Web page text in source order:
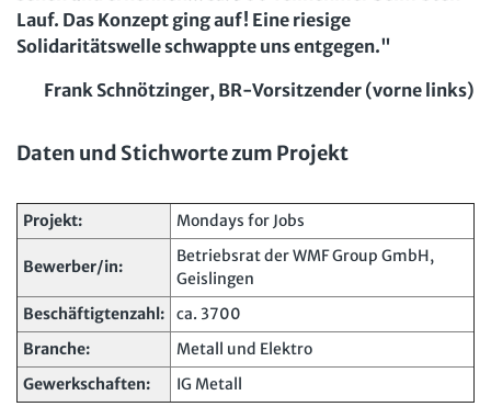
Lauf. Das Konzept ging auf! Eine riesige
Solidaritätswelle schwappte uns entgegen."
Frank Schnötzinger, BR-Vorsitzender (vorne links)
Daten und Stichworte zum Projekt
Projekt: Mondays for Jobs
Bewerber/in:
Betriebsrat der WMF Group GmbH,
Geislingen
Beschäftigtenzahl:
ca. 3700
Branche:
Metall und Elektro
Gewerkschaften:
IG Metall